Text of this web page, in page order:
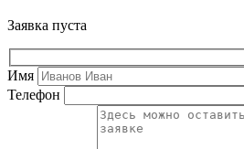
Заявка пуста
Имя
Телефон